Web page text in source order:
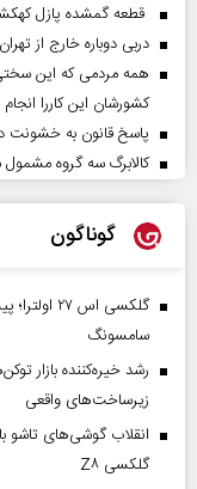
قطعه گمشده پازل
دربی دوباره خارج از
همه مردمی که این
کشورشان این کاررا
پاسخ قانون به خشونت
کالابرگ سه گروه
گوناگون
گلکسی اس
سامسونگ
زیرساخت‌های واقعی
انقلاب گوشی‌های تاشو‌
گلکسی Z۸